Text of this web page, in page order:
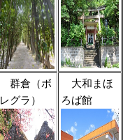
群倉（ボ
レグラ）
大和まほ
ろば館